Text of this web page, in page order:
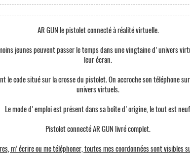
AR GUN le pistolet connecté à réalité virtuelle.
jeunes peuvent passer le temps dans une vingtaine d'univers
leur écran.
le code situé sur la crosse du pistolet. On accroche son téléphone
univers virtuels.
Le mode d'emploi est présent dans sa boîte d'origine, le tout est
Pistolet connecté AR GUN livré complet.
m'écrire ou me téléphoner, toutes mes coordonnées sont visibles